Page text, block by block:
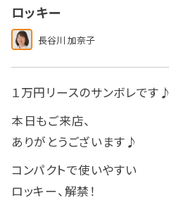
ロッキー
長谷川 加奈子
１万円リースのサンボレです♪
本日もご来店、
ありがとうございます♪
コンパクトで使いやすい
ロッキー、解禁！